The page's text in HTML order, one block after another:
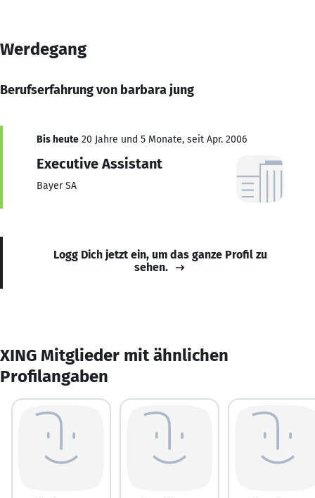
Werdegang
Berufserfahrung von barbara jung
Bis heute 20 Jahre und 5 Monate, seit Apr. 2006
Executive Assistant
Bayer SA
Logg Dich jetzt ein, um das ganze Profil zu
sehen.
XING Mitglieder mit ähnlichen
Profilangaben